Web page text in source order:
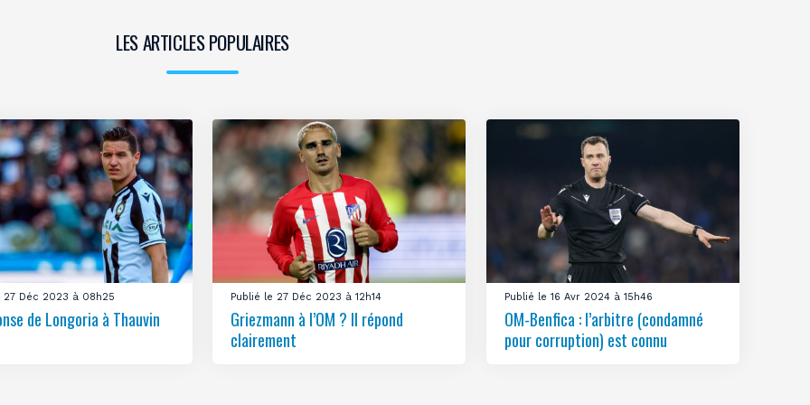
LES ARTICLES POPULAIRES
27 Déc 2023 à 08h25
de Longoria à Thauvin
Publié le 27 Déc 2023 à 12h14
Griezmann à l’OM ? Il répond
clairement
Publié le 16 Avr 2024 à 15h46
OM-Benfica : l’arbitre (condamné
pour corruption) est connu